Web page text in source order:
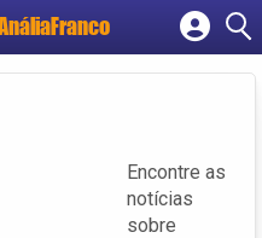
empresa
Encontre as
notícias
sobre